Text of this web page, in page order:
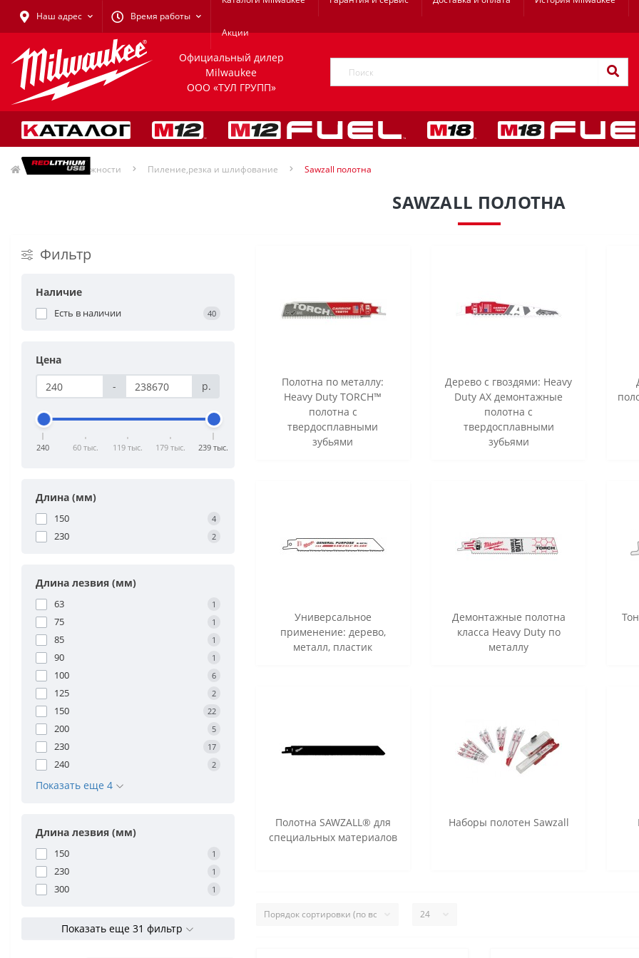
Наш адрес Время работы
Акции
Официальный дилер
Milwaukee
ООО «ТУЛ ГРУПП»
Принадлежности Пиление,резка и шлифование Sawzall полотна
SAWZALL ПОЛОТНА
Фильтр
Наличие
Есть в наличии 40
Цена
-
р.
240 60 тыс. 119 тыс. 179 тыс. 239 тыс.
Длина (мм)
150 4
230 2
Длина лезвия (мм)
63 1
75 1
85 1
90 1
100 6
125 2
150 22
200 5
230 17
240 2
Показать еще 4
Длина лезвия (мм)
150 1
230 1
300 1
Показать еще 31 фильтр
Полотна по металлу:
Heavy Duty TORCH™
полотна с
твердосплавными
зубьями
Дерево с гвоздями: Heavy
Duty AX демонтажные
полотна с
твердосплавными
зубьями
Универсальное
применение: дерево,
металл, пластик
Демонтажные полотна
класса Heavy Duty по
металлу
Полотна SAWZALL® для
специальных материалов
Наборы полотен Sawzall